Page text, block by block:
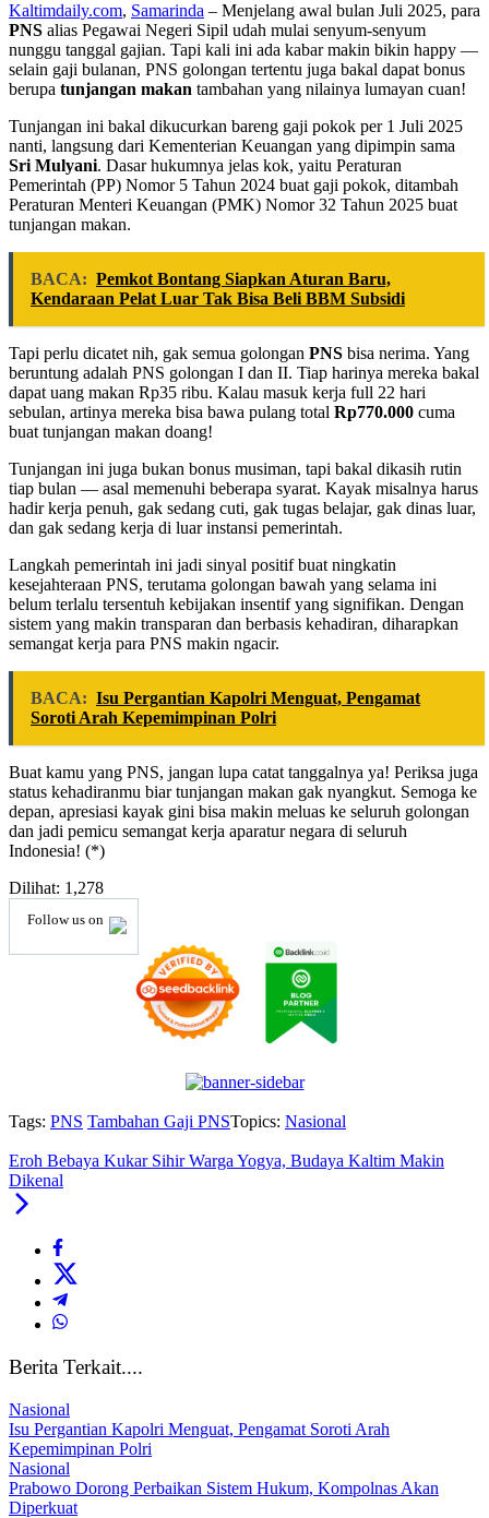
Kaltimdaily.com, Samarinda – Menjelang awal bulan Juli 2025, para
PNS alias Pegawai Negeri Sipil udah mulai senyum-senyum
nunggu tanggal gajian. Tapi kali ini ada kabar makin bikin happy —
selain gaji bulanan, PNS golongan tertentu juga bakal dapat bonus
berupa tunjangan makan tambahan yang nilainya lumayan cuan!
Tunjangan ini bakal dikucurkan bareng gaji pokok per 1 Juli 2025
nanti, langsung dari Kementerian Keuangan yang dipimpin sama
Sri Mulyani. Dasar hukumnya jelas kok, yaitu Peraturan
Pemerintah (PP) Nomor 5 Tahun 2024 buat gaji pokok, ditambah
Peraturan Menteri Keuangan (PMK) Nomor 32 Tahun 2025 buat
tunjangan makan.
BACA: Pemkot Bontang Siapkan Aturan Baru,
Kendaraan Pelat Luar Tak Bisa Beli BBM Subsidi
Tapi perlu dicatet nih, gak semua golongan PNS bisa nerima. Yang
beruntung adalah PNS golongan I dan II. Tiap harinya mereka bakal
dapat uang makan Rp35 ribu. Kalau masuk kerja full 22 hari
sebulan, artinya mereka bisa bawa pulang total Rp770.000 cuma
buat tunjangan makan doang!
Tunjangan ini juga bukan bonus musiman, tapi bakal dikasih rutin
tiap bulan — asal memenuhi beberapa syarat. Kayak misalnya harus
hadir kerja penuh, gak sedang cuti, gak tugas belajar, gak dinas luar,
dan gak sedang kerja di luar instansi pemerintah.
Langkah pemerintah ini jadi sinyal positif buat ningkatin
kesejahteraan PNS, terutama golongan bawah yang selama ini
belum terlalu tersentuh kebijakan insentif yang signifikan. Dengan
sistem yang makin transparan dan berbasis kehadiran, diharapkan
semangat kerja para PNS makin ngacir.
BACA: Isu Pergantian Kapolri Menguat, Pengamat
Soroti Arah Kepemimpinan Polri
Buat kamu yang PNS, jangan lupa catat tanggalnya ya! Periksa juga
status kehadiranmu biar tunjangan makan gak nyangkut. Semoga ke
depan, apresiasi kayak gini bisa makin meluas ke seluruh golongan
dan jadi pemicu semangat kerja aparatur negara di seluruh
Indonesia! (*)
Dilihat: 1,278
Follow us on
Tags: PNS Tambahan Gaji PNSTopics: Nasional
Eroh Bebaya Kukar Sihir Warga Yogya, Budaya Kaltim Makin
Dikenal
Berita Terkait....
Nasional
Isu Pergantian Kapolri Menguat, Pengamat Soroti Arah
Kepemimpinan Polri
Nasional
Prabowo Dorong Perbaikan Sistem Hukum, Kompolnas Akan
Diperkuat